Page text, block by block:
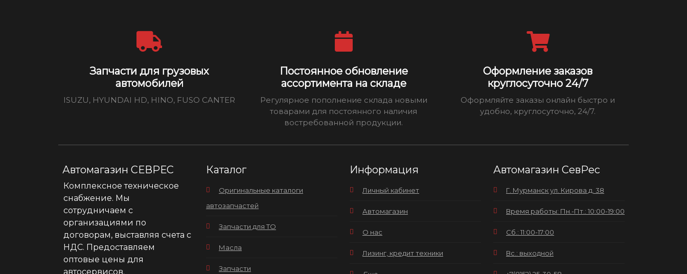
Запчасти для грузовых
автомобилей
ISUZU, HYUNDAI HD, HINO, FUSO CANTER
Постоянное обновление
ассортимента на складе
Регулярное пополнение склада новыми
товарами для постоянного наличия
востребованной продукции.
Оформление заказов
круглосуточно 24/7
Оформляйте заказы онлайн быстро и
удобно, круглосуточно, 24/7.
Автомагазин СЕВРЕС
Комплексное техническое
снабжение. Мы
сотрудничаем с
организациями по
договорам, выставляя счета с
НДС. Предоставляем
оптовые цены для
автосервисов.
Каталог
Оригинальные каталоги
автозапчастей
Запчасти для ТО
Масла
Запчасти
Информация
Личный кабинет
Автомагазин
О нас
Лизинг, кредит техники
Автомагазин СевРес
Г. Мурманск ул. Кирова д. 38
Время работы: Пн.-Пт.: 10:00-19:00
Сб.: 11:00-17:00
Вс.: выходной